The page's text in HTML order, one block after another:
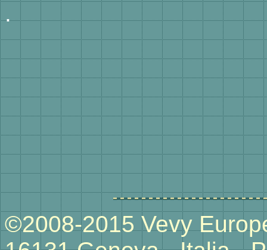
.
©2008-2015 Vevy